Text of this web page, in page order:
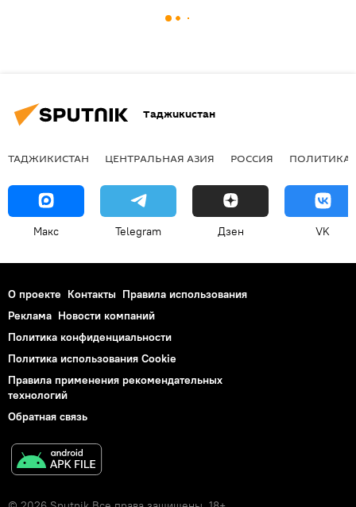
Таджикистан
ТАДЖИКИСТАН ЦЕНТРАЛЬНАЯ АЗИЯ РОССИЯ ПОЛИТИКА
Макс Telegram Дзен VK
О проекте Контакты Правила использования
Реклама Новости компаний
Политика конфиденциальности
Политика использования Cookie
Правила применения рекомендательных
технологий
Обратная связь